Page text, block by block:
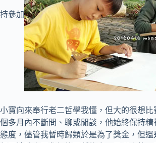
持參加
小寶向來奉行老二哲學我懂，但大的很想
個多月內不斷問、聊或閒談，他始終保持
態度，儘管我暫時歸類於是為了獎金，但